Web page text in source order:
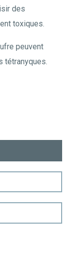
des
toxiques.
peuvent
tétranyques.